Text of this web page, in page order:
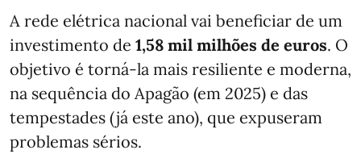
A rede elétrica nacional vai beneficiar de um
investimento de 1,58 mil milhões de euros. O
objetivo é torná-la mais resiliente e moderna,
na sequência do Apagão (em 2025) e das
tempestades (já este ano), que expuseram
problemas sérios.